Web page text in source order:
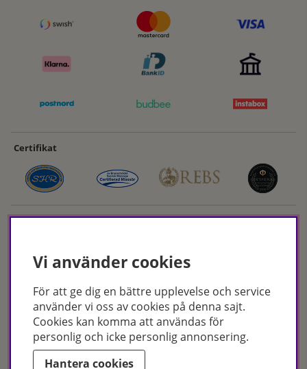
Certifikat
Hudoteket erbjuder ett noga utvalt sortiment inom hudvård, hårvård och
makeup – både online och i butik. Med över 50 års erfarenhet och
utbildade hudterapeuter hjälper vi dig att hitta rätt produkter och
behandlingar för just dina behov. Handla enkelt på hudoteket.se eller
besök oss i Jönköping och Malmö.
Vi använder cookies
För att ge dig en bättre upplevelse och service
använder vi oss av cookies på denna sajt.
Cookies kan komma att användas för
personlig och icke personlig annonsering.
Hantera cookies